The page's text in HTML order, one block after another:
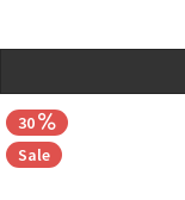
30
Sale